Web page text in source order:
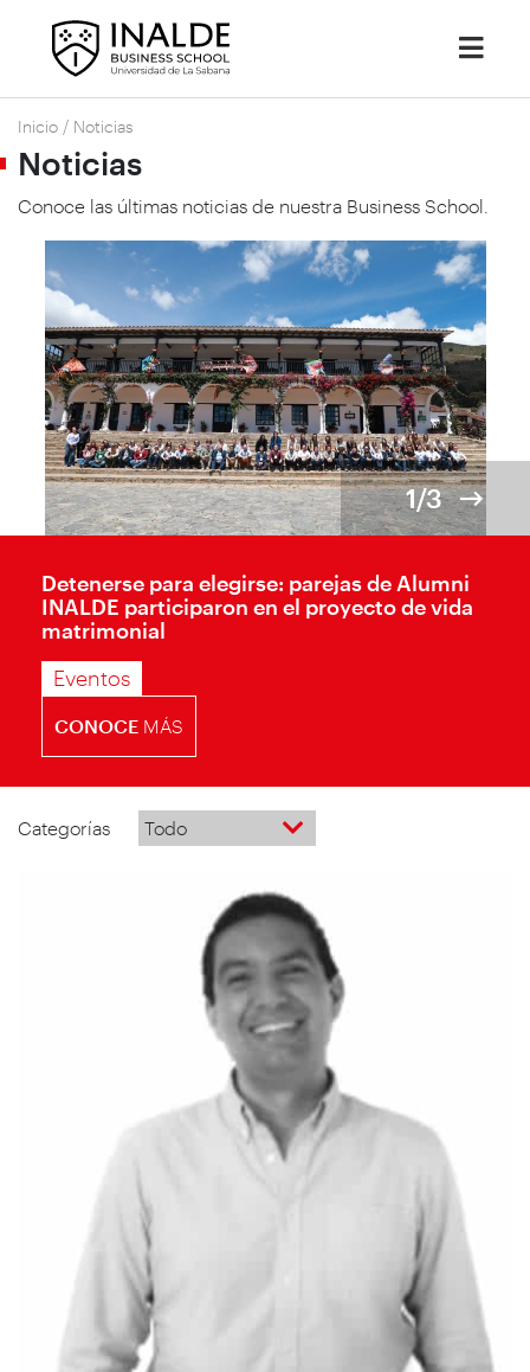
Inicio / Noticias
Noticias
Conoce las últimas noticias de nuestra Business School.
1/3
Detenerse para elegirse: parejas de Alumni
INALDE participaron en el proyecto de vida
matrimonial
Eventos
CONOCE MÁS
Categorías Todo